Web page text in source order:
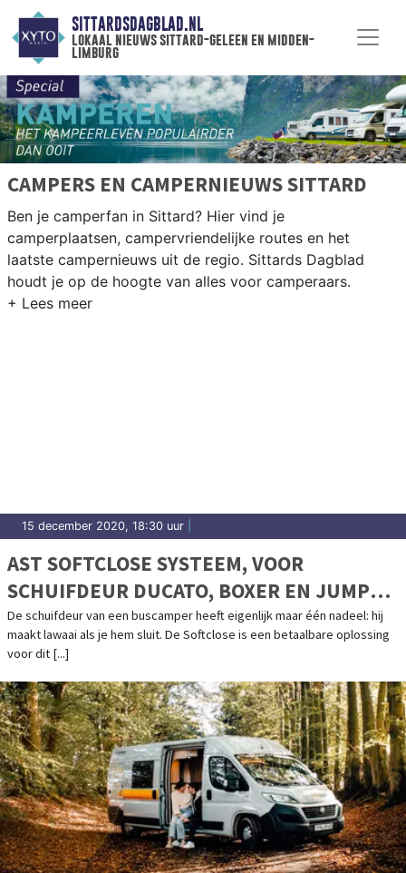
SITTARDSDAGBLAD.NL
lokaal nieuws sittard-geleen en midden-
limburg
CAMPERS EN CAMPERNIEUWS SITTARD
Ben je camperfan in Sittard? Hier vind je
camperplaatsen, campervriendelijke routes en het
laatste campernieuws uit de regio. Sittards Dagblad
houdt je op de hoogte van alles voor camperaars.
15 december 2020, 18:30 uur
AST SOFTCLOSE SYSTEEM, VOOR
SCHUIFDEUR DUCATO, BOXER EN JUMPER
>2006
De schuifdeur van een buscamper heeft eigenlijk maar één nadeel: hij
maakt lawaai als je hem sluit. De Softclose is een betaalbare oplossing
voor dit [...]